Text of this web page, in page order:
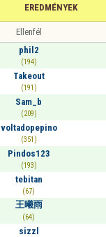
EREDMÉNYEK
Ellenfél
phil2
(194)
Takeout
(191)
Sam_b
(209)
voltadopepino
(351)
Pindos123
(193)
tebitan
(67)
王曦雨
(64)
sizzl